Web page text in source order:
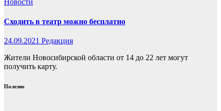
Новости
Сходить в театр можно бесплатно
24.09.2021 Редакция
Жители Новосибирской области от 14 до 22 лет могут
получить карту.
Полезно